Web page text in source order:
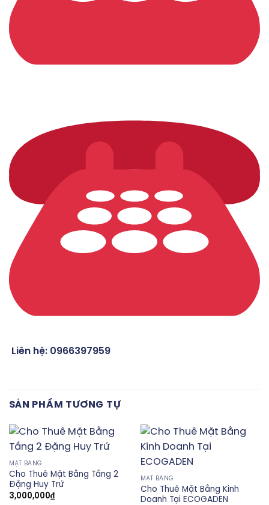
Liên hệ: 0966397959
SẢN PHẨM TƯƠNG TỰ
MẶT BẰNG
Cho Thuê Mặt Bằng Tầng 2
Đặng Huy Trứ
3,000,000₫
MẶT BẰNG
Cho Thuê Mặt Bằng Kinh
Doanh Tại ECOGADEN